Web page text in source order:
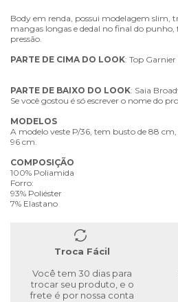
Body em renda, possui modelagem slim,
mangas longas e dedal no final do
pressão.
PARTE DE CIMA DO LOOK: Top
PARTE DE BAIXO DO LOOK: Saia
Se você gostou é só escrever o nome do
MODELOS
A modelo veste P/36, tem busto de 88
96 cm.
COMPOSIÇÃO
100% Poliamida
Forro:
93% Poliéster
7% Elastano
Troca Fácil
Você tem 30 dias para
trocar seu produto, e o
frete é por nossa conta